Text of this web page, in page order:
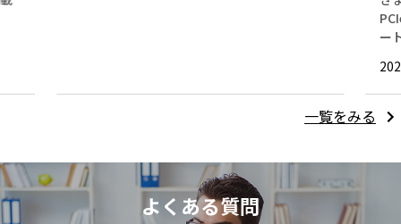
ー
一覧をみる
よくある質問